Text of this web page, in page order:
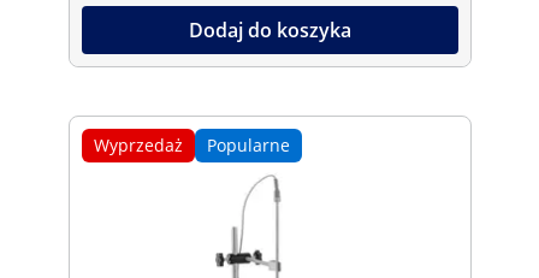
Dodaj do koszyka
Wyprzedaż Popularne